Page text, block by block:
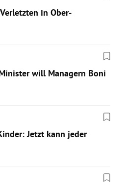
in Ober-
will Managern Boni
Jetzt kann jeder